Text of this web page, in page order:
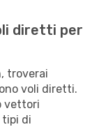
diretti per
troverai
voli diretti.
vettori
di